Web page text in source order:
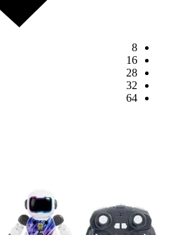
8
16
28
32
64